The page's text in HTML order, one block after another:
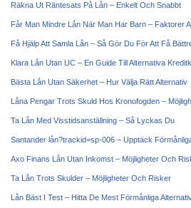
Räkna Ut Räntesats På Lån – Enkelt Och Snabbt
Får Man Mindre Lån När Man Har Barn – Faktorer
Få Hjälp Att Samla Lån – Så Gör Du För Att Få
Klara Lån Utan UC – En Guide Till Alternativa
Bästa Lån Utan Säkerhet – Hur Välja Rätt Alternativ
Låna Pengar Trots Skuld Hos Kronofogden –
Ta Lån Med Visstidsanställning – Så Lyckas Du
Santander lån?trackid=sp-006 – Upptäck
Axo Finans Lån Utan Inkomst – Möjligheter Och
Ta Lån Trots Skulder – Möjligheter Och Risker
Lån Bäst I Test – Hitta De Mest Förmånliga